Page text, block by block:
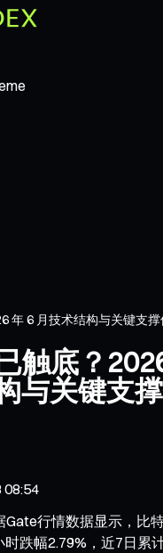
年 6 月技术结构与关键支
触底？
与关键支
08:54
行情数据显示，比
跌幅2.79%，近7日累